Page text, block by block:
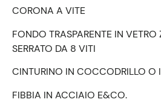
CORONA A VITE
FONDO TRASPARENTE IN VETRO
SERRATO DA 8 VITI
CINTURINO IN COCCODRILLO O
FIBBIA IN ACCIAIO E&CO.